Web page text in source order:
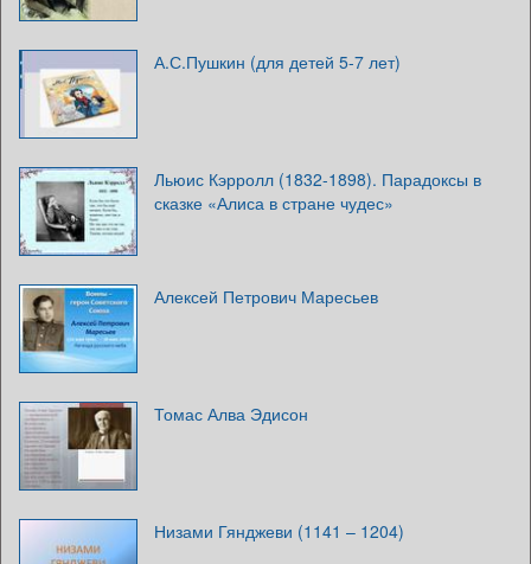
А.С.Пушкин (для детей 5-7 лет)
Льюис Кэрролл (1832-1898). Парадоксы в
сказке «Алиса в стране чудес»
Алексей Петрович Маресьев
Томас Алва Эдисон
Низами Гянджеви (1141 – 1204)